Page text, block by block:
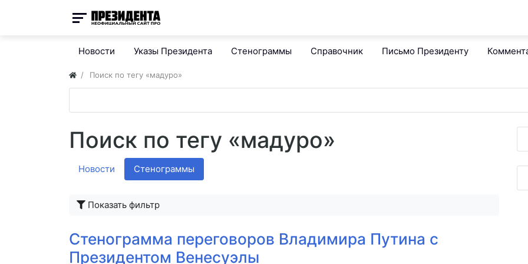
Новости Указы Президента Стенограммы Справочник Письмо Президенту
Поиск по тегу «мадуро»
Поиск по тегу «мадуро»
Новости Стенограммы
Показать фильтр
Стенограмма переговоров Владимира Путина с
Президентом Венесуэлы